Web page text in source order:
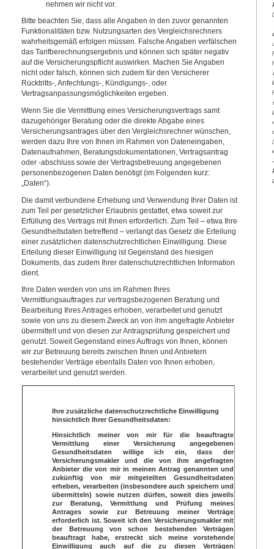
nehmen wir nicht vor.
Bitte beachten Sie, dass alle Angaben in den zuvor genannten
Funktionalitäten bzw. Nutzungsarten des Vergleichsrechners
wahrheitsgemäß erfolgen müssen. Falsche Angaben verfälschen
das Tarifberechnungsergebnis und können sich später negativ
auf die Versicherungspflicht auswirken. Machen Sie Angaben
nicht oder falsch, können sich zudem für den Versicherer
Rücktritts-, Anfechtungs-, Kündigungs-, oder
Vertragsanpassungsmöglichkeiten ergeben.
Wenn Sie die Vermittlung eines Versicherungsvertrags samt
dazugehöriger Beratung oder die direkte Abgabe eines
Versicherungsantrages über den Vergleichsrechner wünschen,
werden dazu Ihre von Ihnen im Rahmen von Dateneingaben,
Datenaufnahmen, Beratungsdokumentationen, Vertragsantrag
oder -abschluss sowie der Vertragsbetreuung angegebenen
personenbezogenen Daten benötigt (im Folgenden kurz:
„Daten“).
Die damit verbundene Erhebung und Verwendung Ihrer Daten ist
zum Teil per gesetzlicher Erlaubnis gestattet, etwa soweit zur
Erfüllung des Vertrags mit Ihnen erforderlich. Zum Teil – etwa Ihre
Gesundheitsdaten betreffend – verlangt das Gesetz die Erteilung
einer zusätzlichen datenschutzrechtlichen Einwilligung. Diese
Erteilung dieser Einwilligung ist Gegenstand des hiesigen
Dokuments, das zudem Ihrer datenschutzrechtlichen Information
dient.
Ihre Daten werden von uns im Rahmen Ihres
Vermittlungsauftrages zur vertragsbezogenen Beratung und
Bearbeitung Ihres Antrages erhoben, verarbeitet und genutzt
sowie von uns zu diesem Zweck an von ihm angefragte Anbieter
übermittelt und von diesen zur Antragsprüfung gespeichert und
genutzt. Soweit Gegenstand eines Auftrags von Ihnen, können
wir zur Betreuung bereits zwischen Ihnen und Anbietern
bestehender Verträge ebenfalls Daten von Ihnen erhoben,
verarbeitet und genutzt werden.
Ihre zusätzliche datenschutzrechtliche Einwilligung
hinsichtlich Ihrer Gesundheitsdaten:
Hinsichtlich meiner von mir für die beauftragte
Vermittlung einer Versicherung angegebenen
Gesundheitsdaten willige ich ein, dass der
Versicherungsmakler und die von ihm angefragten
Anbieter die von mir in meinen Antrag genannten und
zukünftig von mir mitgeteilten Gesundheitsdaten
erheben, verarbeiten (insbesondere auch speichern und
übermitteln) sowie nutzen dürfen, soweit dies jeweils
zur Beratung, Vermittlung und Prüfung meines
Antrages sowie zur Betreuung meiner Verträge
erforderlich ist. Soweit ich den Versicherungsmakler mit
der Betreuung von schon bestehenden Verträgen
beauftragt habe, erstreckt sich meine vorstehende
Einwilligung auch auf die zu diesen Verträgen